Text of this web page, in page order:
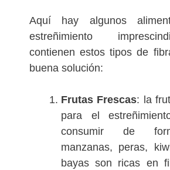
Aquí hay algunos
estreñimiento
contienen estos tipos de
buena solución:
Frutas Frescas: la
para el
consumir de
manzanas, peras,
bayas son ricas en